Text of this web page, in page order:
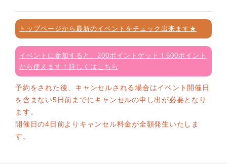
トップページから最新のイベントをチェック出来ます★
イベントに参加すると、200ポイントゲット！500ポイント
から使えます！詳しくはこちら
予約をされた後、キャンセルされる場合はイベント開催日
を含まない5日前までにキャンセルの申し出が必要となり
ます。
開催日の4日前よりキャンセル料金が全額発生いたしま
す。